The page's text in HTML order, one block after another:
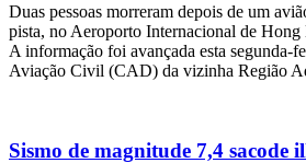
Duas pessoas morreram depois de um
pista, no Aeroporto Internacional de Hong
A informação foi avançada esta segunda-
Aviação Civil (CAD) da vizinha Região
Sismo de magnitude 7,4 sacode